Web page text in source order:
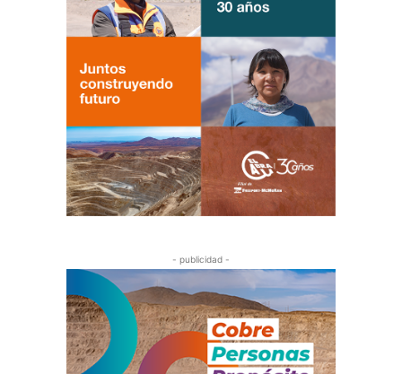
- publicidad -